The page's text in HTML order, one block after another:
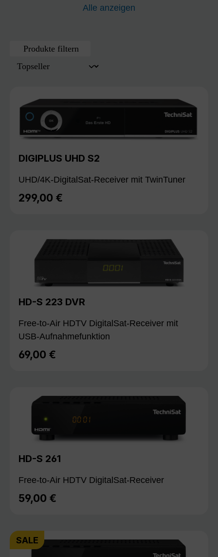
Alle anzeigen
Produkte filtern
DIGIPLUS UHD S2
UHD/4K-DigitalSat-Receiver mit TwinTuner
Regulärer Preis:
299,00 €
HD-S 223 DVR
Free-to-Air HDTV DigitalSat-Receiver mit
USB-Aufnahmefunktion
Regulärer Preis:
69,00 €
HD-S 261
Free-to-Air HDTV DigitalSat-Receiver
Regulärer Preis:
59,00 €
SALE